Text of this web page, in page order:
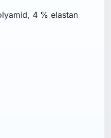
4 % elastan